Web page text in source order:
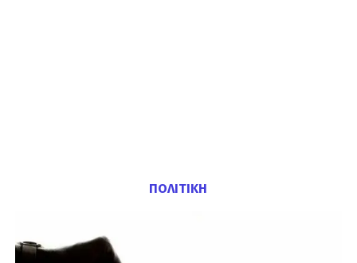
ΠΟΛΙΤΙΚΗ